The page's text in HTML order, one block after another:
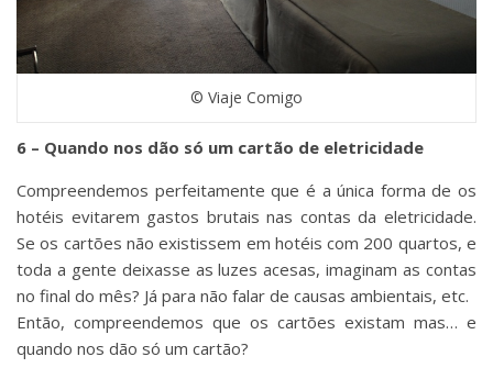
© Viaje Comigo
6 – Quando nos dão só um cartão de eletricidade
Compreendemos perfeitamente que é a única forma de os
hotéis evitarem gastos brutais nas contas da eletricidade.
Se os cartões não existissem em hotéis com 200 quartos, e
toda a gente deixasse as luzes acesas, imaginam as contas
no final do mês? Já para não falar de causas ambientais, etc.
Então, compreendemos que os cartões existam mas… e
quando nos dão só um cartão?